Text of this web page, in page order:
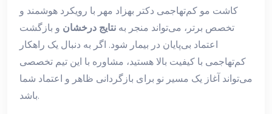
کاشت مو کم‌تهاجمی دکتر بهزاد مهر با رویکرد هوشمند و
تخصص برتر، می‌تواند منجر به نتایج درخشان و بازگشت
اعتماد بی‌پایان در بیمار شود. اگر به دنبال یک راهکار
کم‌تهاجمی با کیفیت بالا هستید، مشاوره با این تیم تخصصی
می‌تواند آغاز یک مسیر نو برای بازگردانی ظاهر و اعتماد شما
باشد.